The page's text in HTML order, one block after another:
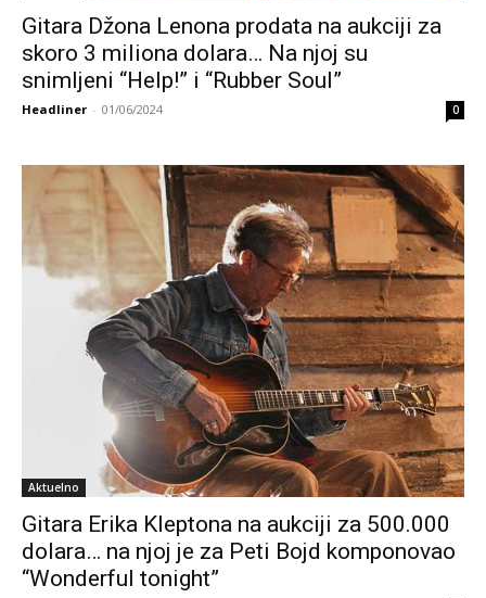
Gitara Džona Lenona prodata na aukciji za
skoro 3 miliona dolara… Na njoj su
snimljeni “Help!” i “Rubber Soul”
Headliner - 01/06/2024 0
Aktuelno
Gitara Erika Kleptona na aukciji za 500.000
dolara… na njoj je za Peti Bojd komponovao
“Wonderful tonight”